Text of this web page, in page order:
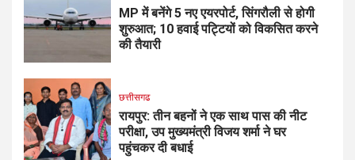
MP में बनेंगे 5 नए एयरपोर्ट, सिंगरौली से होगी
शुरुआत; 10 हवाई पट्टियों को विकसित करने
की तैयारी
छत्तीसगढ
रायपुर: तीन बहनों ने एक साथ पास की नीट
परीक्षा, उप मुख्यमंत्री विजय शर्मा ने घर
पहुंचकर दी बधाई